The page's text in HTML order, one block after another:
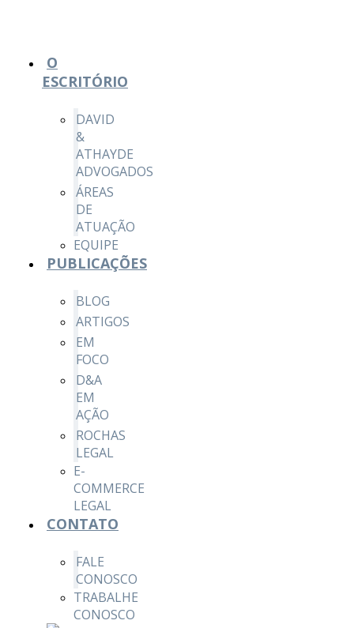
O
ESCRITÓRIO
DAVID
&
ATHAYDE
ADVOGADOS
ÁREAS
DE
ATUAÇÃO
EQUIPE
PUBLICAÇÕES
BLOG
ARTIGOS
EM
FOCO
D&A
EM
AÇÃO
ROCHAS
LEGAL
E-
COMMERCE
LEGAL
CONTATO
FALE
CONOSCO
TRABALHE
CONOSCO